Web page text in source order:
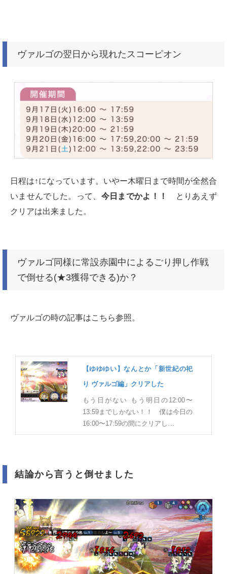
ヴァルゴの翌日から現れたスコーピオン
日程は↑になっています。いやー木曜日まで時間が全然合
いませんでした。って、 今日までかよ！！
とりあえず
クリアは出来ました。
ヴァルゴ同様に常設赤園中によるごり押し作戦
で倒せる(★3獲得できる)か？
ヴァルゴの時の記事はこちら参照。
【ゆゆゆい】なんとか「新世紀の祀
り ヴァルゴ編」クリアした
もう日がない もう明日の12:00〜
13:59までしかない！！ 僕は今日の
16:00〜17:59の間にクリアし…
結論から言うと倒せました